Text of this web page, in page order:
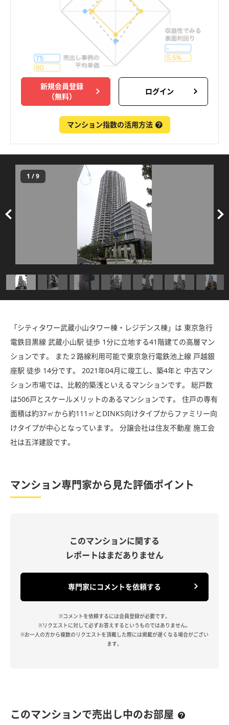
新規会員登録
（無料）
ログイン
マンション指数の活用方法
1 /9
「シティタワー武蔵小山タワー棟・レジデンス棟」は 東京急行
電鉄目黒線 武蔵小山駅 徒歩 1分に立地する41階建ての高層マン
ションです。 また２路線利用可能で東京急行電鉄池上線 戸越銀
座駅 徒歩 14分です。 2021年04月に竣工し、築4年と 中古マン
ション市場では、比較的築浅といえるマンションです。 総戸数
は506戸とスケールメリットのあるマンションです。 住戸の専有
面積は約37㎡から約111㎡とDINKS向けタイプからファミリー向
けタイプが中心となっています。 分譲会社は住友不動産 施工会
社は五洋建設です。
マンション専門家から見た評価ポイント
このマンションに関する
レポートはまだありません
専門家にコメントを依頼する
※コメントを依頼するには会員登録が必要です。
※リクエストに対して必ずお答えするというものではありません。
※お一人の方から複数のリクエストを頂戴した際には掲載が遅くなる場合がござい
ます。
このマンションで売出し中のお部屋